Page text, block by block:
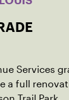
Services
a full